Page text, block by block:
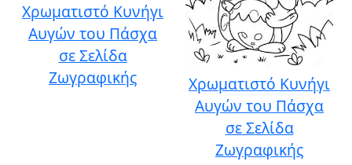
Χρωματιστό Κυνήγι
Αυγών του Πάσχα
σε Σελίδα
Ζωγραφικής
Χρωματιστό Κυνήγι
Αυγών του Πάσχα
σε Σελίδα
Ζωγραφικής